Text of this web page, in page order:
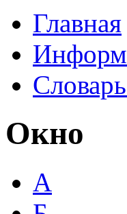
Главная
Окно
А